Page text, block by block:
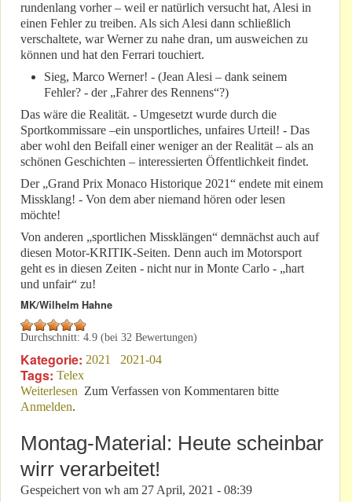
rundenlang vorher – weil er natürlich versucht hat, Alesi in
einen Fehler zu treiben. Als sich Alesi dann schließlich
verschaltete, war Werner zu nahe dran, um ausweichen zu
können und hat den Ferrari touchiert.
Sieg, Marco Werner! - (Jean Alesi – dank seinem
Fehler? - der „Fahrer des Rennens“?)
Das wäre die Realität. - Umgesetzt wurde durch die
Sportkommissare –ein unsportliches, unfaires Urteil! - Das
aber wohl den Beifall einer weniger an der Realität – als an
schönen Geschichten – interessierten Öffentlichkeit findet.
Der „Grand Prix Monaco Historique 2021“ endete mit einem
Missklang! - Von dem aber niemand hören oder lesen
möchte!
Von anderen „sportlichen Missklängen“ demnächst auch auf
diesen Motor-KRITIK-Seiten. Denn auch im Motorsport
geht es in diesen Zeiten - nicht nur in Monte Carlo - „hart
und unfair“ zu!
MK/Wilhelm Hahne
Durchschnitt: 4.9 (bei 32 Bewertungen)
Kategorie: 2021 2021-04
Tags: Telex
Weiterlesen über Grand Prix Monaco Historique 2021: Hart aber
Zum Verfassen von Kommentaren bitte
Anmelden.
Montag-Material: Heute scheinbar
wirr verarbeitet!
Gespeichert von wh am 27 April, 2021 - 08:39